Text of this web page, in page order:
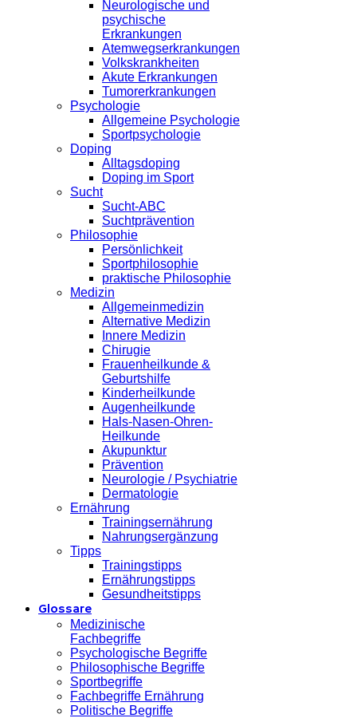
Neurologische und
psychische
Erkrankungen
Atemwegserkrankungen
Volkskrankheiten
Akute Erkrankungen
Tumorerkrankungen
Psychologie
Allgemeine Psychologie
Sportpsychologie
Doping
Alltagsdoping
Doping im Sport
Sucht
Sucht-ABC
Suchtprävention
Philosophie
Persönlichkeit
Sportphilosophie
praktische Philosophie
Medizin
Allgemeinmedizin
Alternative Medizin
Innere Medizin
Chirugie
Frauenheilkunde &
Geburtshilfe
Kinderheilkunde
Augenheilkunde
Hals-Nasen-Ohren-
Heilkunde
Akupunktur
Prävention
Neurologie / Psychiatrie
Dermatologie
Ernährung
Trainingsernährung
Nahrungsergänzung
Tipps
Trainingstipps
Ernährungstipps
Gesundheitstipps
Glossare
Medizinische
Fachbegriffe
Psychologische Begriffe
Philosophische Begriffe
Sportbegriffe
Fachbegriffe Ernährung
Politische Begriffe